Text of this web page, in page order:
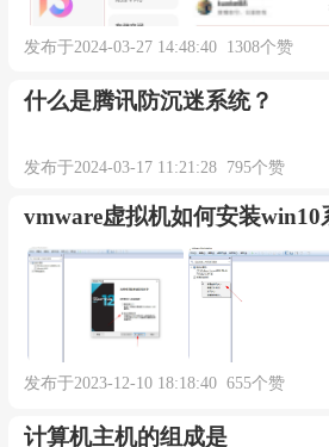
发布于2024-03-27 14:48:40 1308个赞
什么是腾讯防沉迷系统？
发布于2024-03-17 11:21:28 795个赞
vmware虚拟机如何安装win10
发布于2023-12-10 18:18:40 655个赞
计算机主机的组成是